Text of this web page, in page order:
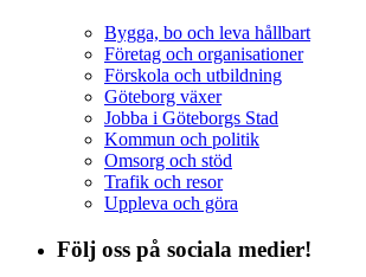
Bygga, bo och leva hållbart
Företag och organisationer
Förskola och utbildning
Göteborg växer
Jobba i Göteborgs Stad
Kommun och politik
Omsorg och stöd
Trafik och resor
Uppleva och göra
Följ oss på sociala medier!